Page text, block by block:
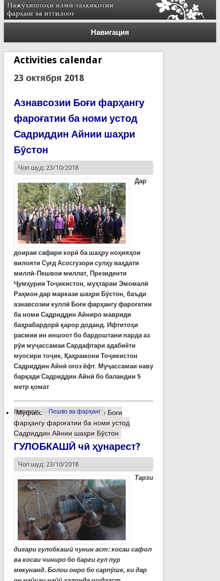
Навигация
Activities calendar
23 октября 2018
Азнавсозии Боғи фарҳангу
фароғатии ба номи устод
Садриддин Айнии шаҳри
Бӯстон
Чоп шуд: 23/10/2018
Дар
доираи сафари корӣ ба шаҳру ноҳияҳои
вилояти Суғд Асосгузори сулҳу ваҳдати
миллӣ-Пешвои миллат, Президенти
Ҷумҳурии Тоҷикистон, муҳтарам Эмомалӣ
Раҳмон дар маркази шаҳри Бӯстон, баъди
азнавсозии куллӣ Боғи фарҳангу фароғатии
ба номи Садриддин Айниро мавриди
баҳрабардорӣ қарор доданд. Ифтитоҳи
расмии ин иншоот бо бардоштани парда аз
рӯи муҷассамаи Сардафтари адабиёти
муосири тоҷик, Қаҳрамони Тоҷикистон
Садриддин Айнӣ оғоз ёфт. Муҷассамаи наву
барқади Садриддин Айнӣ бо баландии 5
метр қомат
барчасп: Пешво ва фарҳанг
Муфассалтаро Азнавсозии Боғи
фарҳангу фароғатии ба номи устод
Садриддин Айнии шаҳри Бӯстон
ГУЛОБКАШӢ чӣ ҳунарест?
Чоп шуд: 23/10/2018
Тарзи
дигари гулобкашӣ чунин аст: косаи сафол
ва косаи чиниро бо барги гул пур
мекунанд. Болои онро бо сарпӯше, ки дар